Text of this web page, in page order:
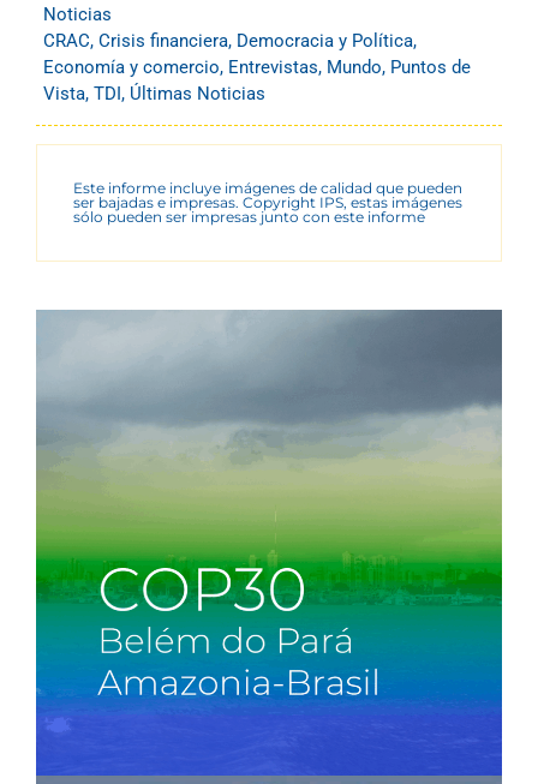
Noticias
CRAC, Crisis financiera, Democracia y Política,
Economía y comercio, Entrevistas, Mundo, Puntos de
Vista, TDI, Últimas Noticias
Este informe incluye imágenes de calidad que pueden
ser bajadas e impresas. Copyright IPS, estas imágenes
sólo pueden ser impresas junto con este informe